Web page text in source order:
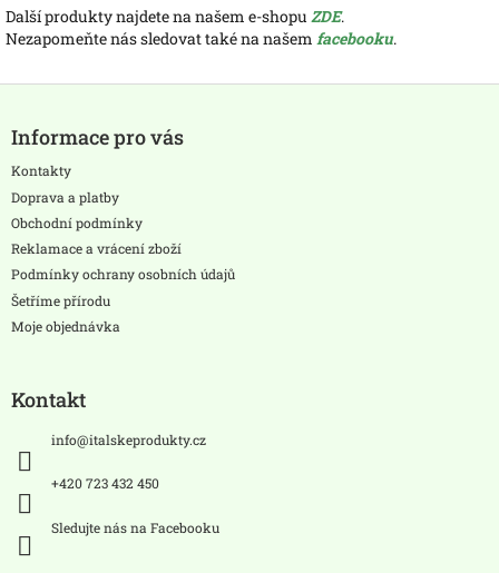
Další produkty najdete na našem e-shopu ZDE.
Nezapomeňte nás sledovat také na našem facebooku.
pInformace pro vás
Kontakty
Doprava a platby
Obchodní podmínky
Reklamace a vrácení zboží
Podmínky ochrany osobních údajů
Šetříme přírodu
Moje objednávka
Kontakt
info@italskeprodukty.cz
+420 723 432 450
Sledujte nás na Facebooku